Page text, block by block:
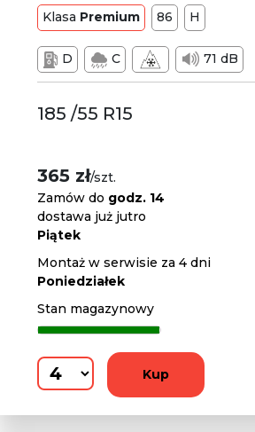
Klasa Premium 86 H
D C 71 dB
185 /55 R15
365 zł/szt.
Zamów do godz. 14
dostawa już jutro
Piątek
Montaż w serwisie za 4 dni
Poniedziałek
Stan magazynowy
Kup